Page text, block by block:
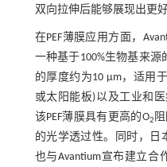
双向拉伸后能够展现出更
在PEF薄膜应用方面，
一种基于100%生物基来源
的厚度约为10 μm，适用
或太阳能板)以及工业和医
该PEF薄膜具有更高的O2
的光学透过性。同时，日
也与Avantium宣布建立合